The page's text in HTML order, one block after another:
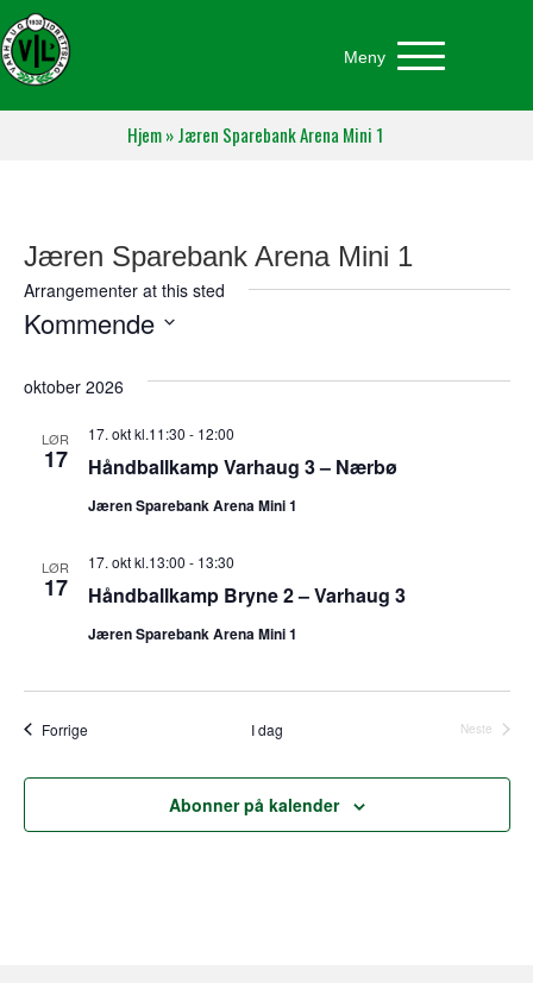
Meny
Hjem»Jæren Sparebank Arena Mini 1
Jæren Sparebank Arena Mini 1
Arrangementer at this sted
Kommende
oktober 2026
LØR
17 Håndballkamp Varhaug 3 – Nærbø
17. okt kl.11:30 - 12:00
Jæren Sparebank Arena Mini 1
LØR
17 Håndballkamp Bryne 2 – Varhaug 3
17. okt kl.13:00 - 13:30
Jæren Sparebank Arena Mini 1
ForrigeArrangementer I dag
Neste
Abonner på kalender